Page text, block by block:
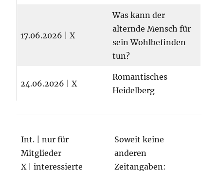
17.06.2026 | X
Was kann der
alternde Mensch für
sein Wohlbefinden
tun?
24.06.2026 | X
Romantisches
Heidelberg
Int. | nur für
Mitglieder
X | interessierte
Soweit keine
anderen
Zeitangaben: